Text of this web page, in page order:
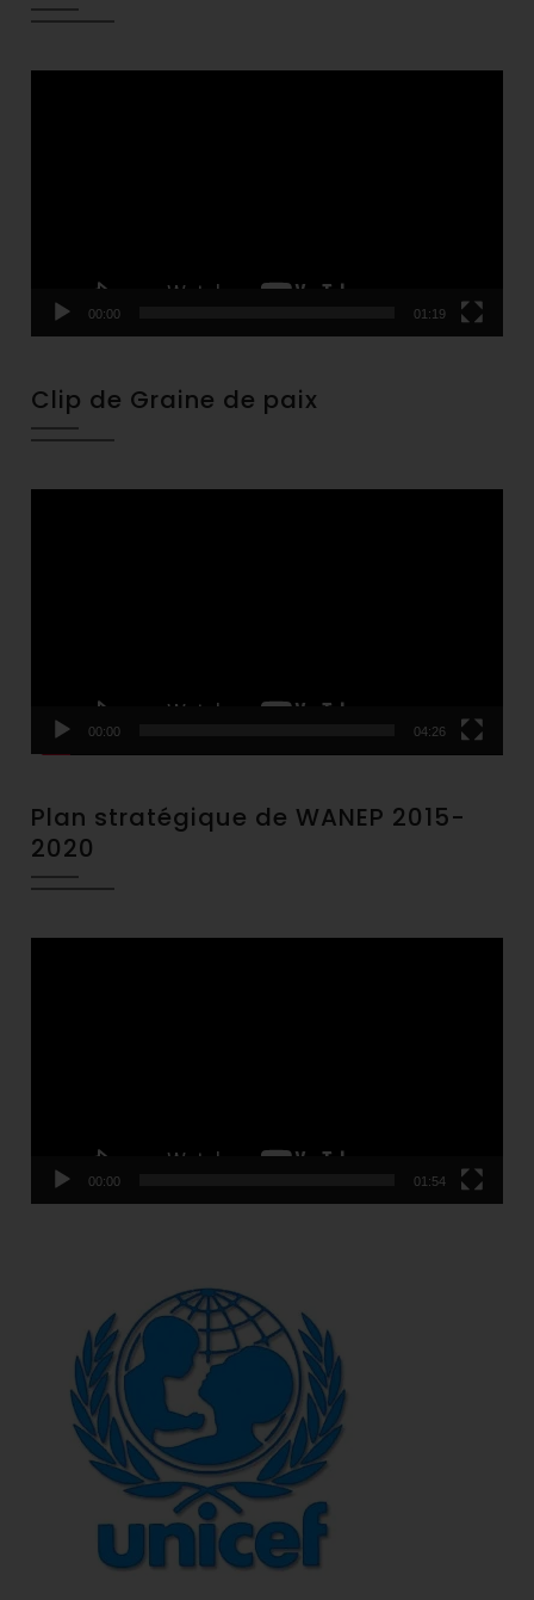
00:00 01:19
Clip de Graine de paix
00:00 04:26
Plan stratégique de WANEP 2015-
2020
00:00 01:54